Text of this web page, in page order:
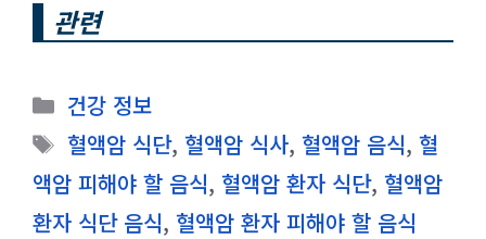
관련
카
테
고
리
건강 정보
태
그
혈액암 식단, 혈액암 식사, 혈액암 음식, 혈
액암 피해야 할 음식, 혈액암 환자 식단, 혈액암
환자 식단 음식, 혈액암 환자 피해야 할 음식